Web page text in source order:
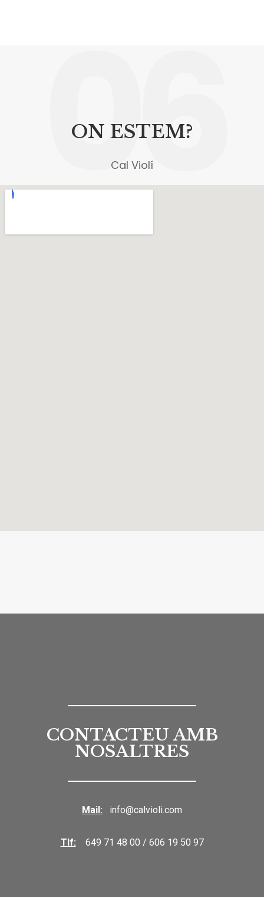
06
ON ESTEM?
Cal Violí
CONTACTEU AMB
NOSALTRES
Mail: info@calvioli.com
Tlf: 649 71 48 00 / 606 19 50 97